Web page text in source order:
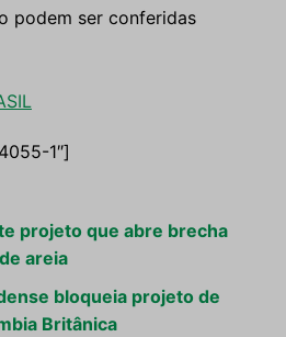
podem ser conferidas
1″]
projeto que abre brecha
areia
bloqueia projeto de
Britânica